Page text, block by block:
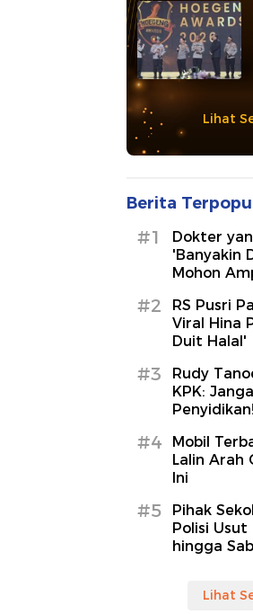
Lihat
Berita
#1
Dokter
'Banyakin
Mohon
#2
RS Pusri
Viral Hina
Duit Halal'
#3
Rudy
KPK:
Penyidikan!
#4
Mobil
Lalin Arah
Ini
#5
Pihak
Polisi Usut
hingga
Lihat